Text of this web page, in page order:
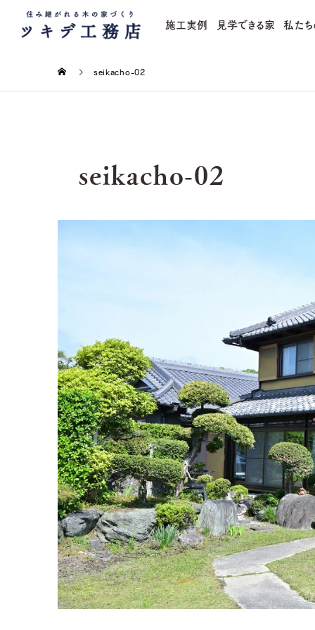
施工実例 見学できる家 私たち
seikacho-02
seikacho-02